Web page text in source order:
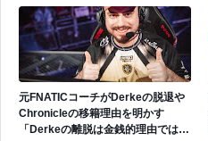
元FNATICコーチがDerkeの脱退や
Chronicleの移籍理由を明かす
「Derkeの離脱は金銭的理由ではな